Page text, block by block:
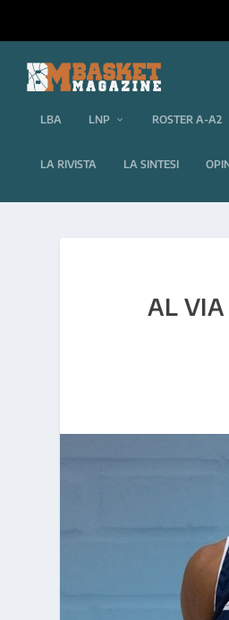
LBA LNP ROSTER A-A2
LA RIVISTA LA SINTESI
AL VIA